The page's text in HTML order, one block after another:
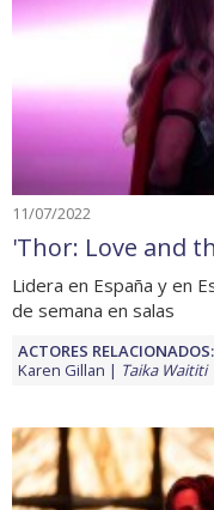
11/07/2022
'Thor: Love and
Lidera en España y en
de semana en salas
ACTORES RELACIONADOS:
Karen Gillan
Taika Waititi